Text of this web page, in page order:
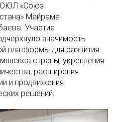
ОЮЛ «Союз
Мейрама
Участие
значимость
платформы для развития
страны, укрепления
расширения
и продвижения
решений.